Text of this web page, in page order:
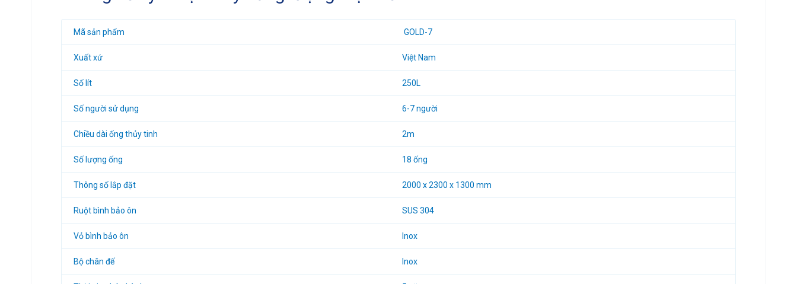
Mã sản phẩm GOLD-7
Xuất xứ Việt Nam
Số lít 250L
Số người sử dụng 6-7 người
Chiều dài ống thủy tinh 2m
Số lượng ống 18 ống
Thông số lắp đặt 2000 x 2300 x 1300 mm
Ruột bình bảo ôn SUS 304
Vỏ bình bảo ôn Inox
Bộ chân đế Inox